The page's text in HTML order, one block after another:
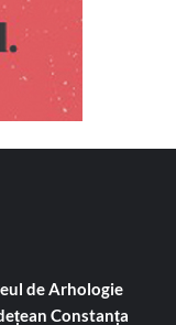
de Arhologie
Constanța